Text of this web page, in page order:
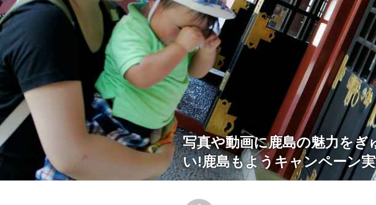
写真や動画に鹿島の魅力を
い!鹿島もようキャンペーン